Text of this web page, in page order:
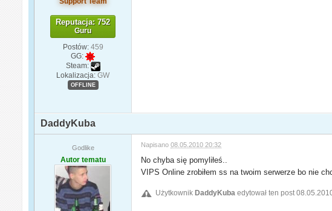
Reputacja: 752
Guru
Postów: 459
GG:
Steam:
Lokalizacja: GW
OFFLINE
DaddyKuba
Godlike
Autor tematu
Napisano08.05.2010 20:32
No chyba się pomyliłeś..
VIPS Online zrobiłem ss na twoim serwerze bo nie
Użytkownik DaddyKuba edytował ten post